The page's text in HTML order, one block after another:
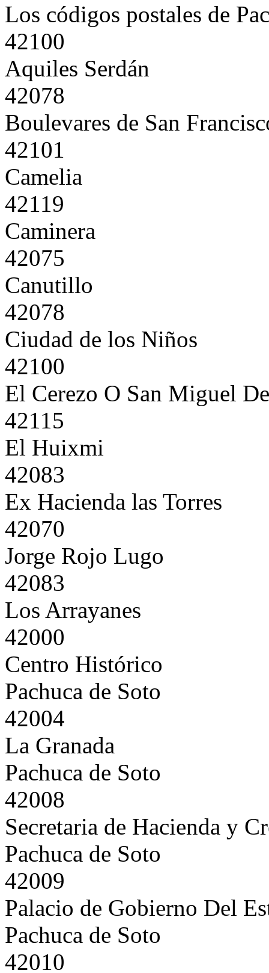
Los códigos postales de
42100
Aquiles Serdán
42078
Boulevares de San
42101
Camelia
42119
Caminera
42075
Canutillo
42078
Ciudad de los Niños
42100
El Cerezo O San Miguel
42115
El Huixmi
42083
Ex Hacienda las Torres
42070
Jorge Rojo Lugo
42083
Los Arrayanes
42000
Centro Histórico
Pachuca de Soto
42004
La Granada
Pachuca de Soto
42008
Secretaria de Hacienda y
Pachuca de Soto
42009
Palacio de Gobierno Del
Pachuca de Soto
42010